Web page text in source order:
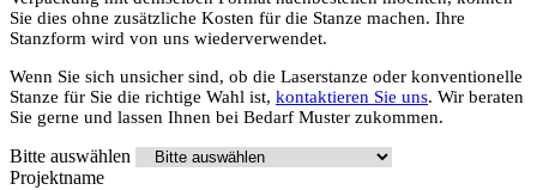
Sie dies ohne zusätzliche Kosten für die Stanze machen. Ihre
Stanzform wird von uns wiederverwendet.
Wenn Sie sich unsicher sind, ob die Laserstanze oder konventionelle
Stanze für Sie die richtige Wahl ist, kontaktieren Sie uns. Wir beraten
Sie gerne und lassen Ihnen bei Bedarf Muster zukommen.
Bitte auswählen
Projektname